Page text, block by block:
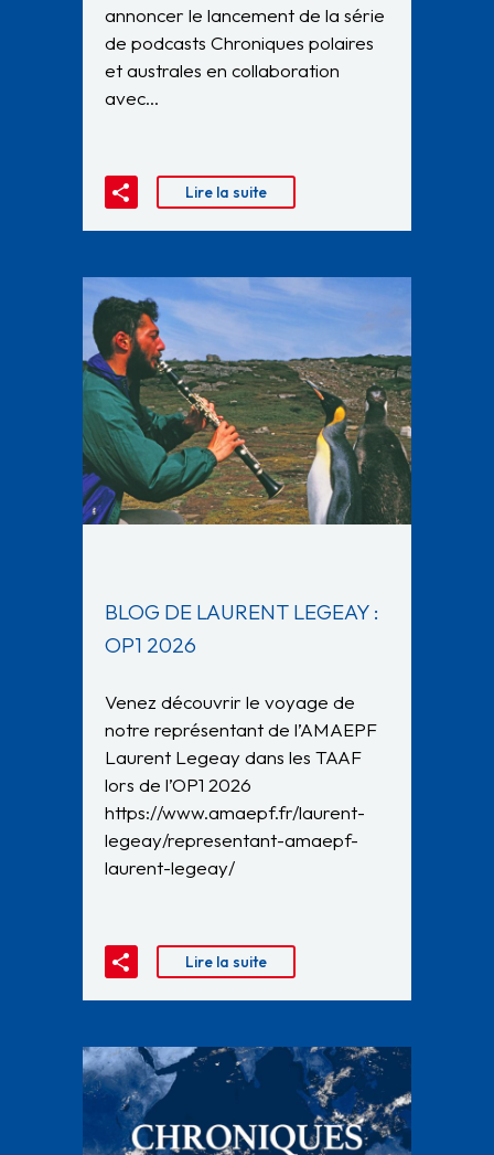
annoncer le lancement de la série
de podcasts Chroniques polaires
et australes en collaboration
avec…
Lire la suite
BLOG DE LAURENT LEGEAY :
OP1 2026
Venez découvrir le voyage de
notre représentant de l’AMAEPF
Laurent Legeay dans les TAAF
lors de l’OP1 2026
https://www.amaepf.fr/laurent-
legeay/representant-amaepf-
laurent-legeay/
Lire la suite